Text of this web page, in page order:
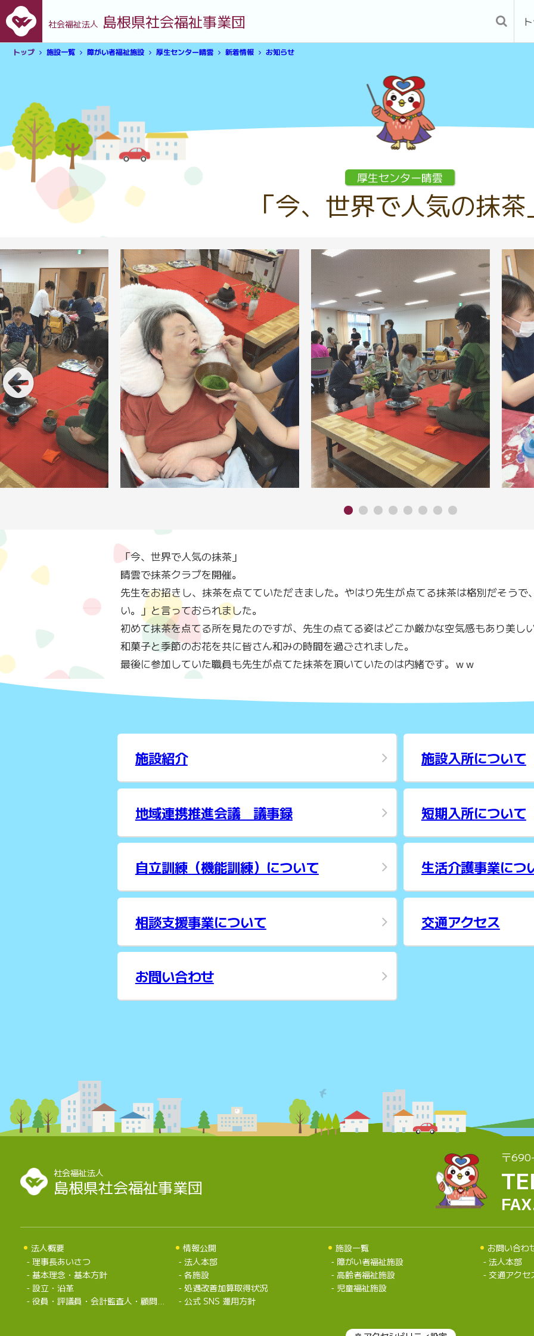
社会福祉法人 島根県社会福祉事業団
トップ 施設一覧 障がい者福祉施設 厚生センター晴雲 新着情報 お知らせ
厚生センター晴雲
「今、世界で人気の抹
「今、世界で人気の抹茶」
晴雲で抹茶クラブを開催。
先生をお招きし、抹茶を点てていただきました。やはり先生が点てる抹茶は格別だそう
い。」と言っておられました。
初めて抹茶を点てる所を見たのですが、先生の点てる姿はどこか厳かな空気感もあり美し
和菓子と季節のお花を共に皆さん和みの時間を過ごされました。
最後に参加していた職員も先生が点てた抹茶を頂いていたのは内緒です。ｗｗ
施設紹介 施設入所について
地域連携推進会議 議事録 短期入所について
自立訓練（機能訓練）について 生活介護事業につ
相談支援事業について 交通アクセス
お問い合わせ
社会福祉法人
島根県社会福祉事業団
〒
法人概要
理事長あいさつ
基本理念・基本方針
設立・沿革
役員・評議員・会計監査人・顧問弁護士・組織
情報公開
法人本部
各施設
処遇改善加算取得状況
公式 SNS 運用方針
施設一覧
障がい者福祉施設
高齢者福祉施設
児童福祉施設
お問い合わ
法人本部
交通アクセ